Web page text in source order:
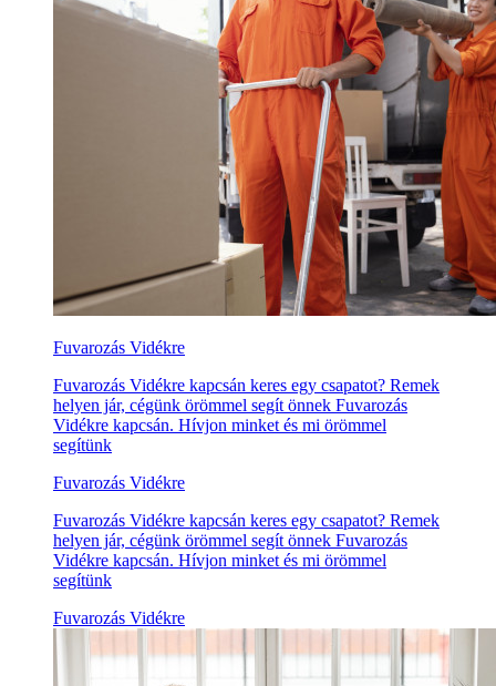
Fuvarozás Vidékre
Fuvarozás Vidékre kapcsán keres egy csapatot? Remek
helyen jár, cégünk örömmel segít önnek Fuvarozás
Vidékre kapcsán. Hívjon minket és mi örömmel
segítünk
Fuvarozás Vidékre
Fuvarozás Vidékre kapcsán keres egy csapatot? Remek
helyen jár, cégünk örömmel segít önnek Fuvarozás
Vidékre kapcsán. Hívjon minket és mi örömmel
segítünk
Fuvarozás Vidékre